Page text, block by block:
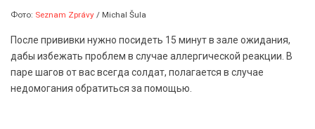
Фото: Seznam Zprávy / Michal Šula
После прививки нужно посидеть 15 минут в зале ожидания,
дабы избежать проблем в случае аллергической реакции. В
паре шагов от вас всегда солдат, полагается в случае
недомогания обратиться за помощью.